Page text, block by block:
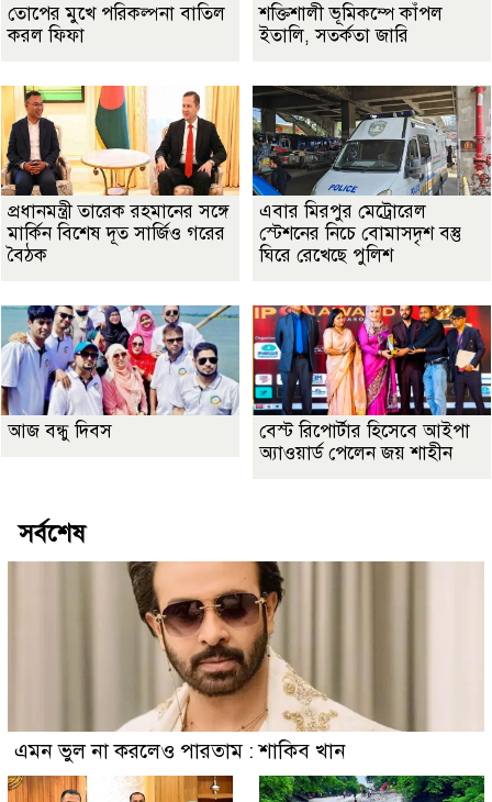
তোপের মুখে পরিকল্পনা বাতিল
করল ফিফা
শক্তিশালী ভূমিকম্পে কাঁপল
ইতালি, সতর্কতা জারি
প্রধানমন্ত্রী তারেক রহমানের সঙ্গে
মার্কিন বিশেষ দূত সার্জিও গরের
বৈঠক
এবার মিরপুর মেট্রোরেল
স্টেশনের নিচে বোমাসদৃশ বস্তু
ঘিরে রেখেছে পুলিশ
আজ বন্ধু দিবস
বেস্ট রিপোর্টার হিসেবে আইপা
অ্যাওয়ার্ড পেলেন জয় শাহীন
সর্বশেষ
এমন ভুল না করলেও পারতাম : শাকিব খান